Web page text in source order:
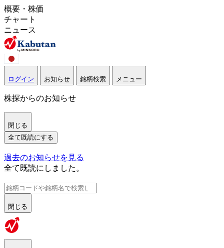
概要・株価
チャート
ニュース
ログイン お知らせ 銘柄検索 メニュー
株探からのお知らせ
閉じる
全て既読にする
過去のお知らせを見る
全て既読にしました。
閉じる